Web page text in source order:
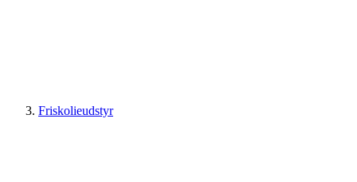
Friskolieudstyr